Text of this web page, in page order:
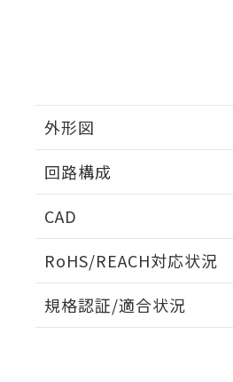
外形図
回路構成
CAD
RoHS/REACH対応状況
EU RoHS 注意事項・凡例
規格認証/適合状況